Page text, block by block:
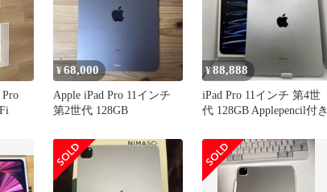
¥68,000
Apple iPad Pro 11インチ
第2世代 128GB
¥88,888
iPad Pro 11インチ 第4世
代 128GB Applepencil付き